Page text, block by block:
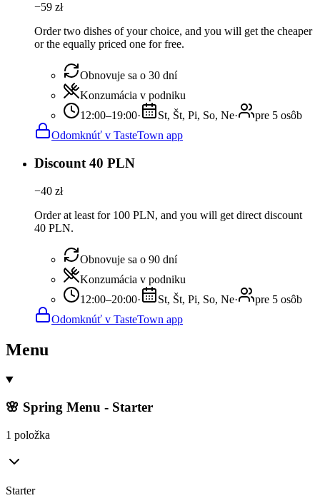
−59 zł
Order two dishes of your choice, and you will get the cheaper
or the equally priced one for free.
Obnovuje sa o 30 dní
Konzumácia v podniku
12:00–19:00· St, Št, Pi, So, Ne·
pre 5 osôb
Odomknúť v TasteTown app
Discount 40 PLN
−40 zł
Order at least for 100 PLN, and you will get direct discount
40 PLN.
Obnovuje sa o 90 dní
Konzumácia v podniku
12:00–20:00· St, Št, Pi, So, Ne·
pre 5 osôb
Odomknúť v TasteTown app
Menu
🌸 Spring Menu - Starter
1 položka
Starter